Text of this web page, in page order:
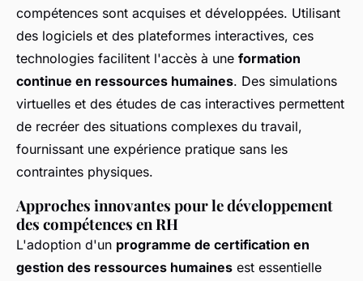
compétences sont acquises et développées. Utilisant
des logiciels et des plateformes interactives, ces
technologies facilitent l'accès à une formation
continue en ressources humaines. Des simulations
virtuelles et des études de cas interactives permettent
de recréer des situations complexes du travail,
fournissant une expérience pratique sans les
contraintes physiques.
Approches innovantes pour le développement
des compétences en RH
L'adoption d'un programme de certification en
gestion des ressources humaines est essentielle